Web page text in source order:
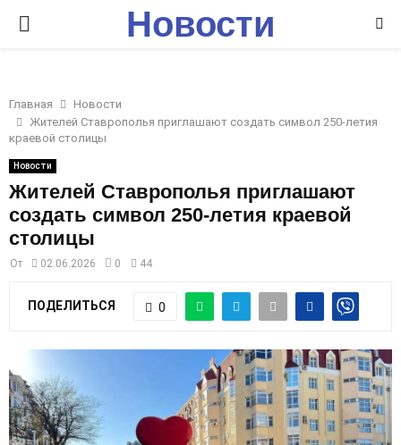
P
I
M
A
R
Y
E
Новости
Главная
Новости
Жителей Ставрополья приглашают создать символ 250-летия
краевой столицы
Новости
Жителей Ставрополья приглашают
создать символ 250-летия краевой
столицы
От 02.06.2026 0 44
ПОДЕЛИТЬСЯ 0